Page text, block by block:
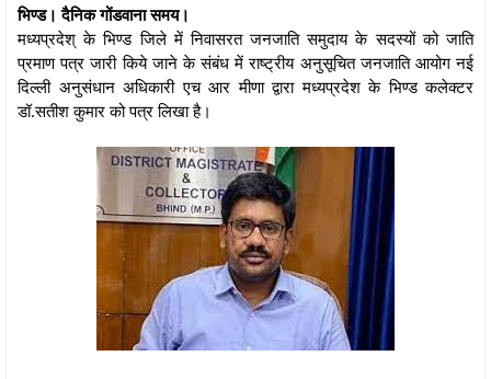
भिण्ड। दैनिक गोंडवाना समय।
मध्यप्रदेश् के भिण्ड जिले में निवासरत जनजाति समुदाय के सदस्यों को जाति
प्रमाण पत्र जारी किये जाने के संबंध में राष्ट्रीय अनुसूचित जनजाति आयोग नई
दिल्ली अनुसंधान अधिकारी एच आर मीणा द्वारा मध्यप्रदेश के भिण्ड कलेक्टर
डॉ.सतीश कुमार को पत्र लिखा है।